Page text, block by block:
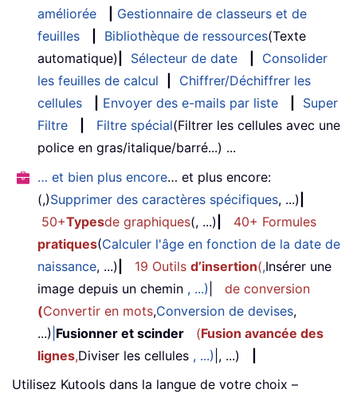
améliorée
Gestionnaire de classeurs et de
feuilles
Bibliothèque de ressources(Texte
automatique)
Sélecteur de date
Consolider
les feuilles de calcul
Chiffrer/Déchiffrer les
cellules
Envoyer des e-mails par liste
Super
Filtre
Filtre spécial(Filtrer les cellules avec une
police en gras/italique/barré...) ...
… et bien plus encore… et plus encore:
(,)Supprimer des caractères spécifiques, ...)
50+Typesde graphiques(, ...)
40+ Formules
pratiques(Calculer l'âge en fonction de la date de
naissance, ...) 19 Outils d’insertion(,Insérer une
image depuis un chemin , ...)
de conversion
(Convertir en mots,Conversion de devises,
...) Fusionner et scinder (Fusion avancée des
lignes,Diviser les cellules , ...) |, ...)
Utilisez Kutools dans la langue de votre choix –